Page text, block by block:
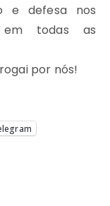
e defesa nos
em todas as
por nós!